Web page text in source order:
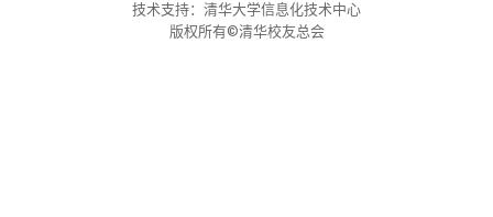
技术支持：清华大学信息化技术中心
版权所有©清华校友总会